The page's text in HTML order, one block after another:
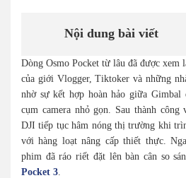
Nội dung bài viết
Dòng Osmo Pocket từ lâu đã được xem
của giới Vlogger, Tiktoker và những
nhờ sự kết hợp hoàn hảo giữa Gimbal
cụm camera nhỏ gọn. Sau thành công
DJI tiếp tục hâm nóng thị trường khi
với hàng loạt nâng cấp thiết thực.
phim đã ráo riết đặt lên bàn cân so
Pocket 3